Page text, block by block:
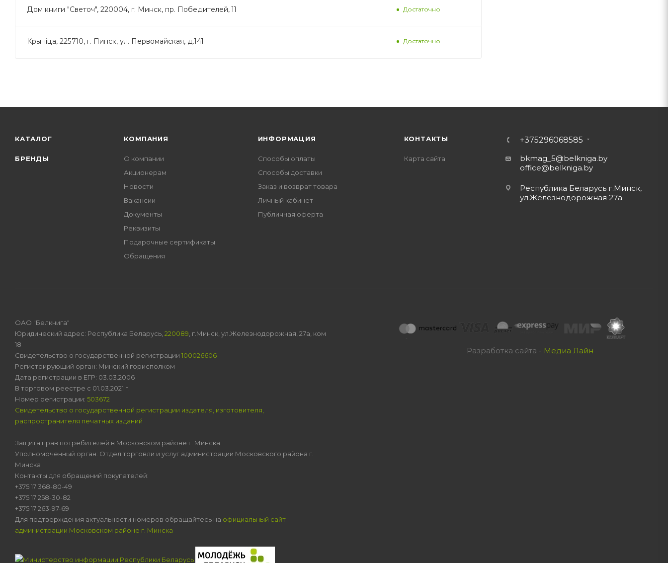
Дом книги "Светоч", 220004, г. Минск, пр. Победителей, 11 Достаточно
Крынiца, 225710, г. Пинск, ул. Первомайская, д.141 Достаточно
КАТАЛОГ
БРЕНДЫ
КОМПАНИЯ
О компании
Акционерам
Новости
Вакансии
Документы
Реквизиты
Подарочные сертификаты
Обращения
ИНФОРМАЦИЯ
Способы оплаты
Способы доставки
Заказ и возврат товара
Личный кабинет
Публичная оферта
КОНТАКТЫ
Карта сайта
+375296068585
bkmag_5@belkniga.by
office@belkniga.by
Республика Беларусь г.Минск,
ул.Железнодорожная 27а
Разработка сайта - Медиа Лайн
ОАО "Белкнига"
Юридический адрес: Республика Беларусь, 220089 , г.Минск, ул.Железнодорожная, 27а, ком
18
Свидетельство о государственной регистрации 100026606
Регистрирующий орган: Минский горисполком
Дата регистрации в ЕГР: 03.03.2006
В торговом реестре с 01.03.2021 г.
Номер регистрации: 503672
Свидетельство о государственной регистрации издателя, изготовителя,
распространителя печатных изданий
Защита прав потребителей в Московском районе г. Минска
Уполномоченный орган: Отдел торговли и услуг администрации Московского района г.
Минска
Контакты для обращений покупателей:
+375 17 368-80-49
+375 17 258-30-82
+375 17 263-97-69
Для подтверждения актуальности номеров обращайтесь на официальный сайт
администрации Московском районе г. Минска